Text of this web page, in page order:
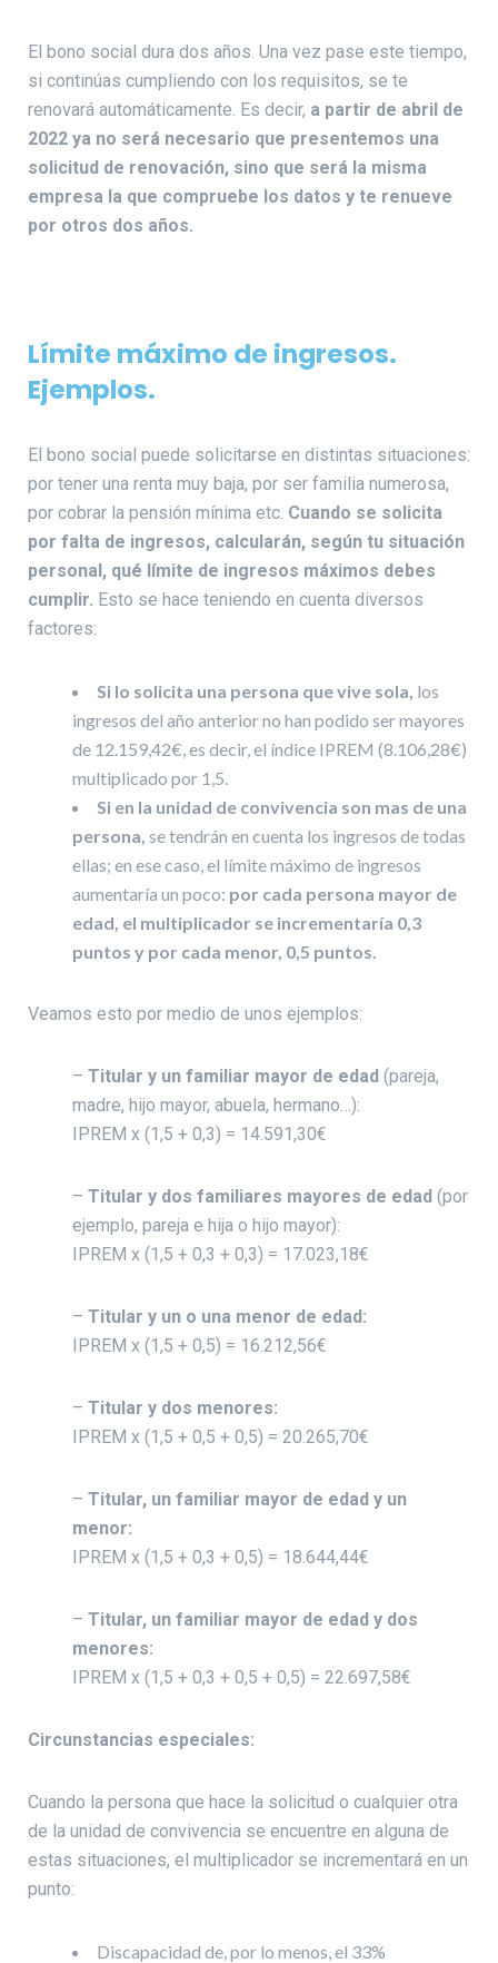
El bono social dura dos años. Una vez pase este tiempo,
si continúas cumpliendo con los requisitos, se te
renovará automáticamente. Es decir, a partir de abril de
2022 ya no será necesario que presentemos una
solicitud de renovación, sino que será la misma
empresa la que compruebe los datos y te renueve
por otros dos años.
Límite máximo de ingresos.
Ejemplos.
El bono social puede solicitarse en distintas situaciones:
por tener una renta muy baja, por ser familia numerosa,
por cobrar la pensión mínima etc. Cuando se solicita
por falta de ingresos, calcularán, según tu situación
personal, qué límite de ingresos máximos debes
cumplir. Esto se hace teniendo en cuenta diversos
factores:
Si lo solicita una persona que vive sola, los
ingresos del año anterior no han podido ser mayores
de 12.159,42€, es decir, el índice IPREM (8.106,28€)
multiplicado por 1,5.
Si en la unidad de convivencia son mas de una
persona, se tendrán en cuenta los ingresos de todas
ellas; en ese caso, el límite máximo de ingresos
aumentaría un poco: por cada persona mayor de
edad, el multiplicador se incrementaría 0,3
puntos y por cada menor, 0,5 puntos.
Veamos esto por medio de unos ejemplos:
– Titular y un familiar mayor de edad (pareja,
madre, hijo mayor, abuela, hermano…):
IPREM x (1,5 + 0,3) = 14.591,30€
– Titular y dos familiares mayores de edad (por
ejemplo, pareja e hija o hijo mayor):
IPREM x (1,5 + 0,3 + 0,3) = 17.023,18€
– Titular y un o una menor de edad:
IPREM x (1,5 + 0,5) = 16.212,56€
– Titular y dos menores:
IPREM x (1,5 + 0,5 + 0,5) = 20.265,70€
– Titular, un familiar mayor de edad y un
menor:
IPREM x (1,5 + 0,3 + 0,5) = 18.644,44€
– Titular, un familiar mayor de edad y dos
menores:
IPREM x (1,5 + 0,3 + 0,5 + 0,5) = 22.697,58€
Circunstancias especiales:
Cuando la persona que hace la solicitud o cualquier otra
de la unidad de convivencia se encuentre en alguna de
estas situaciones, el multiplicador se incrementará en un
punto:
Discapacidad de, por lo menos, el 33%